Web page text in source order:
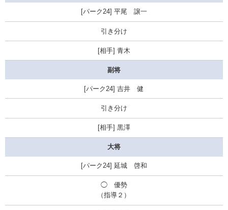
平尾 譲一
引き分け
青木
副将
吉井 健
引き分け
黒澤
大将
延城 啓和
◯優勢
（指導２）